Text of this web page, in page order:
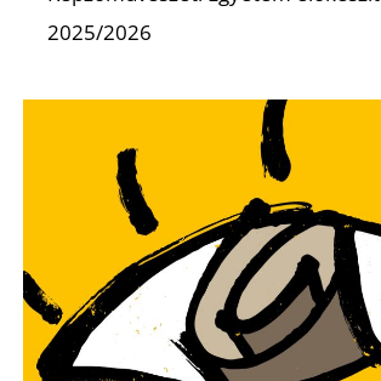
2025/2026